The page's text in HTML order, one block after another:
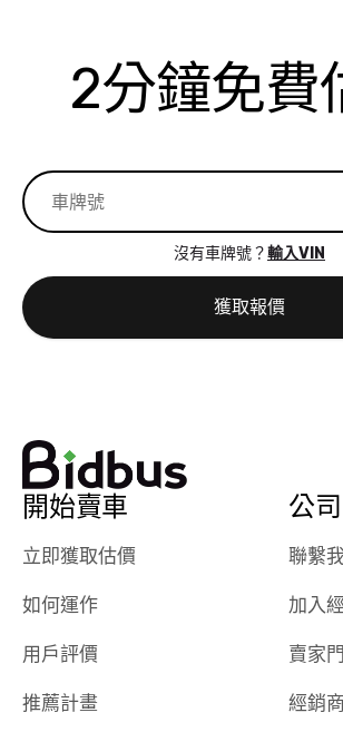
2分鐘免費
沒有車牌號？輸入VIN
獲取報價
開始賣車
立即獲取估價
如何運作
用戶評價
推薦計畫
公司
聯繫
加入
賣家
經銷